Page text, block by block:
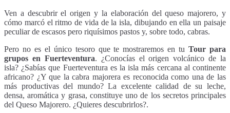
Ven a descubrir el origen y la elaboración del queso majorero, y
cómo marcó el ritmo de vida de la isla, dibujando en ella un paisaje
peculiar de escasos pero riquísimos pastos y, sobre todo, cabras.
Pero no es el único tesoro que te mostraremos en tuTour para
grupos en Fuerteventura. ¿Conocías el origen volcánico de la
isla? ¿Sabías que Fuerteventura es la isla más cercana al continente
africano? ¿Y que la cabra majorera es reconocida como una de las
más productivas del mundo? La excelente calidad de su leche,
densa, aromática y grasa, constituye uno de los secretos principales
del Queso Majorero. ¿Quieres descubrirlos?.